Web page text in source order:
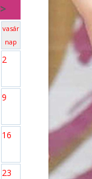
>
vasár
nap
2
9
16
23